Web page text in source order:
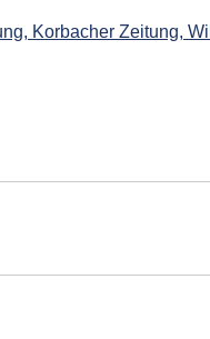
Korbacher Zeitung,